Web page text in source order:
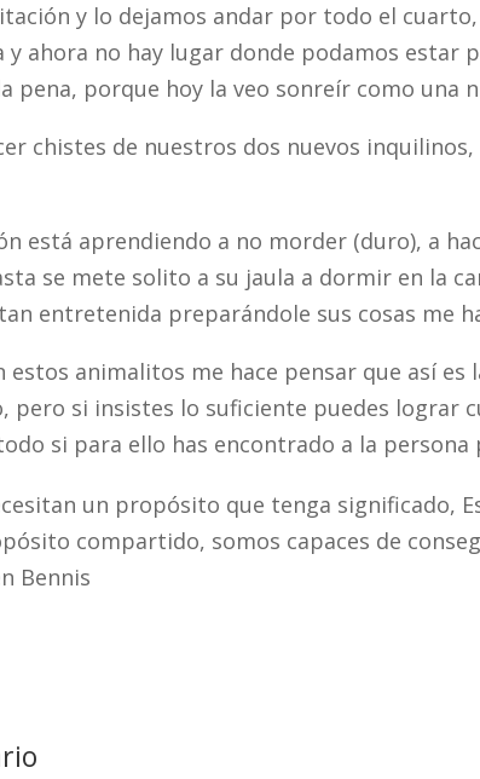
y lo dejamos andar por todo el
y ahora no hay lugar donde podamos estar
pena, porque hoy la veo sonreír como una
chistes de nuestros dos nuevos
está aprendiendo a no morder (duro), a
se mete solito a su jaula a dormir en la
entretenida preparándole sus cosas me
animalitos me hace pensar que así es
pero si insistes lo suficiente puedes lograr
si para ello has encontrado a la persona
un propósito que tenga significado,
compartido, somos capaces de
Bennis